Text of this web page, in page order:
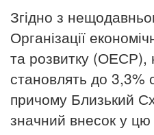
Згідно з
Організації
та розвитку (ОЕСР),
становлять до 3,3%
причому Близький
значний внесок у